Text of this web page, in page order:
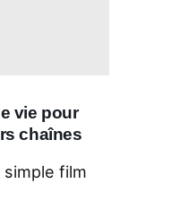
vie pour
chaînes
film